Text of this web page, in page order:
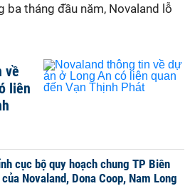
ba tháng đầu năm, Novaland lỗ
về
liên
cục bộ quy hoạch chung TP Biên
Novaland, Dona Coop, Nam Long